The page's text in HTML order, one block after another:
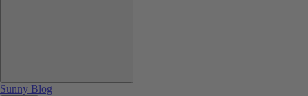
Sunny Blog